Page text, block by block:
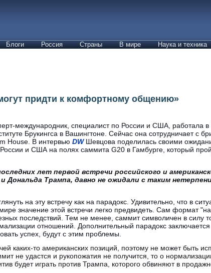
Блоги Россия Страны В мире Наука и техника
придти к комфортному общению»
международник, специалист по России и США, работала в
Брукингса в Вашингтоне. Сейчас она сотрудничает с
House. В интервью DWШевцова поделилась своими
России и США на полях саммита G20 в Гамбурге, который
лет первой встречи российского и
Дональда Трампа, давно не ожидали с таким
на эту встречу как на парадокс. Удивительно, что в
значение этой встречи легко предвидеть. Сам формат
последствий. Тем не менее, саммит символичен в силу
отношений. Дополнительный парадокс заключается
успех, будут с этим проблемы.
каких-то американских позиций, поэтому не может быть
не удастся и рукопожатия не получится, то о
будет играть против Трампа, которого обвиняют в